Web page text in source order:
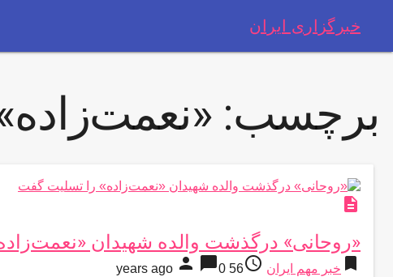
خبرگزاری ایران
برچسب:
description
«روحانی» درگذشت والده شهیدان
bookmark خبر مهم ایران access_time
56 years ago
person chat_bubble0